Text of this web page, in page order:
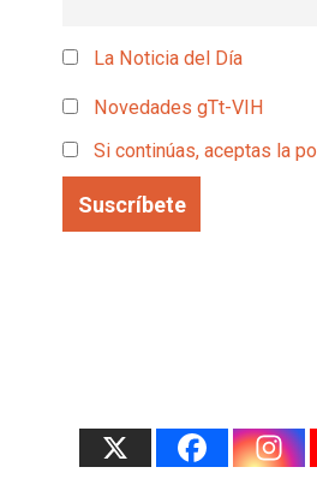
La Noticia del Día
Novedades gTt-VIH
Si continúas, aceptas la